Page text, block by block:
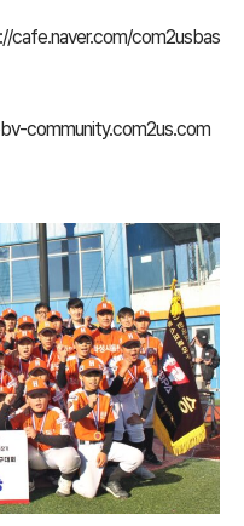
cafe.naver.com/com2usbas
community.com2us.com